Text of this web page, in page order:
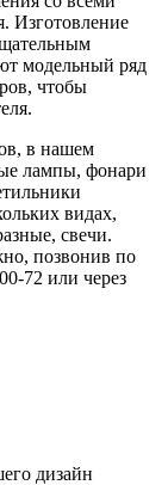
Изготовление
модельный ряд
чтобы
в нашем
лампы, фонари
видах,
свечи.
позвонив по
72 или через
дизайн